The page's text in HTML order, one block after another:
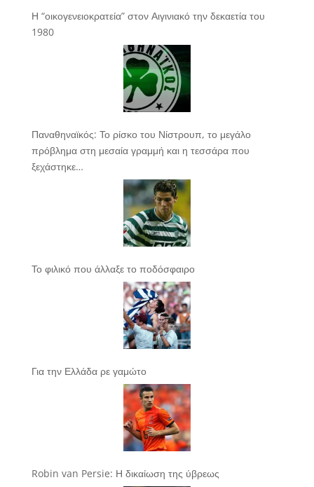
Η “οικογενειοκρατεία” στον Αιγινιακό την δεκαετία του
1980
Παναθηναϊκός: Το ρίσκο του Νίστρουπ, το μεγάλο
πρόβλημα στη μεσαία γραμμή και η τεσσάρα που
ξεχάστηκε…
Το φιλικό που άλλαξε το ποδόσφαιρο
Για την Ελλάδα ρε γαμώτο
Robin van Persie: Η δικαίωση της ύβρεως